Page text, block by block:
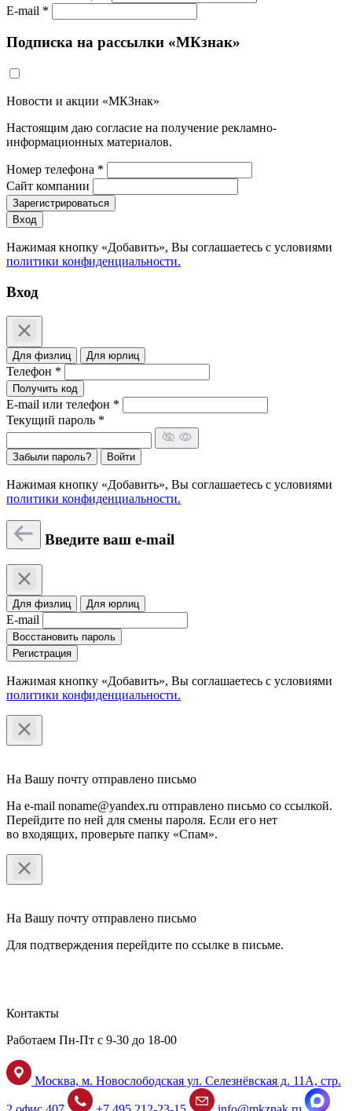
E-mail *
Подписка на рассылки «МКзнак»
Новости и акции «МКЗнак»
Настоящим даю согласие на получение рекламно-
информационных материалов.
Номер телефона *
Сайт компании
Зарегистрироваться
Вход
Нажимая кнопку «Добавить», Вы соглашаетесь c условиями
политики конфиденциальности.
Вход
Для физлиц Для юрлиц
Телефон *
Получить код
E-mail или телефон *
Текущий пароль *
Забыли пароль? Войти
Нажимая кнопку «Добавить», Вы соглашаетесь c условиями
политики конфиденциальности.
Введите ваш e-mail
Для физлиц Для юрлиц
E-mail
Восстановить пароль
Регистрация
Нажимая кнопку «Добавить», Вы соглашаетесь c условиями
политики конфиденциальности.
На Вашу почту отправлено письмо
На e-mail noname@yandex.ru отправлено письмо со ссылкой.
Перейдите по ней для смены пароля. Если его нет
во входящих, проверьте папку «Спам».
На Вашу почту отправлено письмо
Для подтверждения перейдите по ссылке в письме.
Контакты
Работаем Пн-Пт с 9-30 до 18-00
Москва, м. Новослободская ул. Селезнёвская д. 11А, стр.